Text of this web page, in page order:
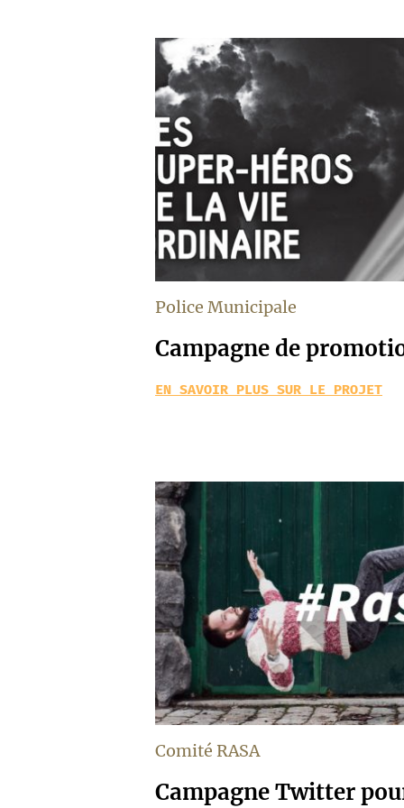
Police Municipale
Campagne de
EN SAVOIR PLUS SUR LE PROJET
Comité RASA
Campagne Twitter